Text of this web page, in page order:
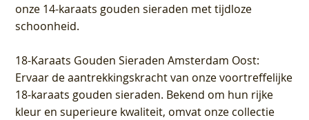
onze 14-karaats gouden sieraden met tijdloze
schoonheid.
18-Karaats Gouden Sieraden Amsterdam Oost:
Ervaar de aantrekkingskracht van onze voortreffelijke
18-karaats gouden sieraden. Bekend om hun rijke
kleur en superieure kwaliteit, omvat onze collectie